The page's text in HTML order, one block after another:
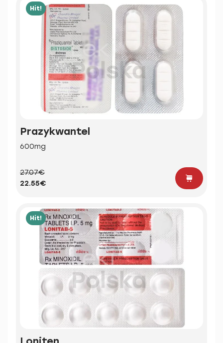
Hit!
Prazykwantel
600mg
27.07€
22.55€
Hit!